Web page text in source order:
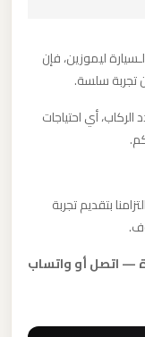
ليموزين، فإن
تجربة سلسة.
أي احتياجات
بتقديم تجربة
— اتصل أو واتساب